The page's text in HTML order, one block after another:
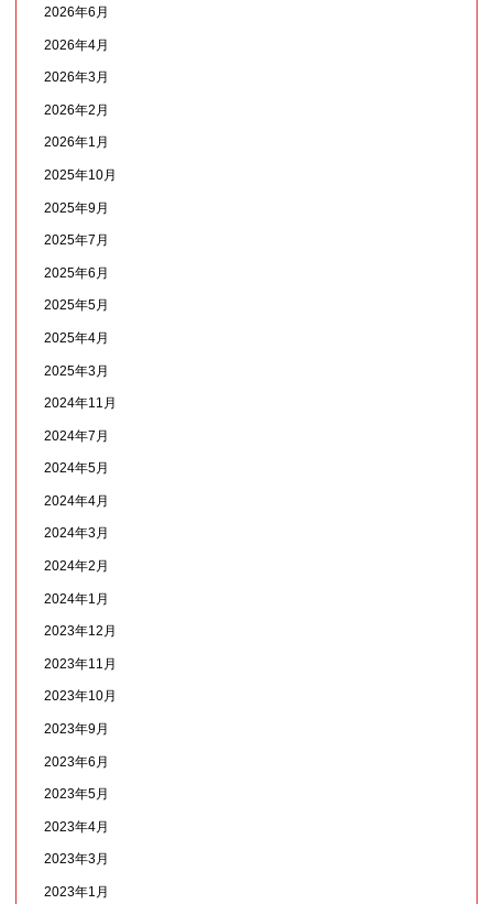
2026年6月
2026年4月
2026年3月
2026年2月
2026年1月
2025年10月
2025年9月
2025年7月
2025年6月
2025年5月
2025年4月
2025年3月
2024年11月
2024年7月
2024年5月
2024年4月
2024年3月
2024年2月
2024年1月
2023年12月
2023年11月
2023年10月
2023年9月
2023年6月
2023年5月
2023年4月
2023年3月
2023年1月